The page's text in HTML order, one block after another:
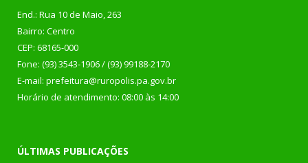
End.: Rua 10 de Maio, 263
Bairro: Centro
CEP: 68165-000
Fone: (93) 3543-1906 / (93) 99188-2170
E-mail: prefeitura@ruropolis.pa.gov.br
Horário de atendimento: 08:00 às 14:00
ÚLTIMAS PUBLICAÇÕES